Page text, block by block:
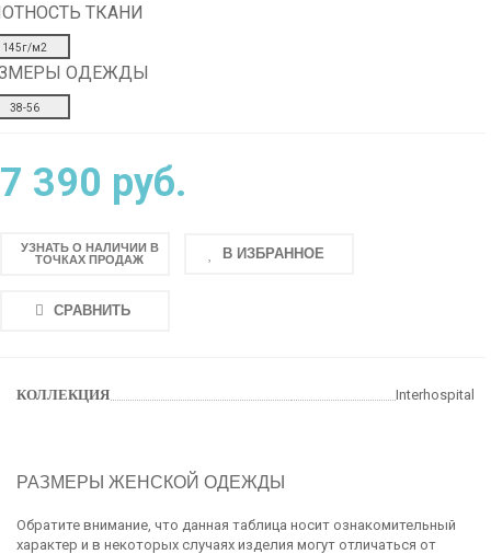
ТКАНИ
145г/м2
ОДЕЖДЫ
38-56
7 390 руб.
УЗНАТЬ О НАЛИЧИИ В
ТОЧКАХ ПРОДАЖ
В ИЗБРАННОЕ
СРАВНИТЬ
КОЛЛЕКЦИЯ Interhospital
РАЗМЕРЫ ЖЕНСКОЙ ОДЕЖДЫ
Обратите внимание, что данная таблица носит ознакомительный
характер и в некоторых случаях изделия могут отличаться от